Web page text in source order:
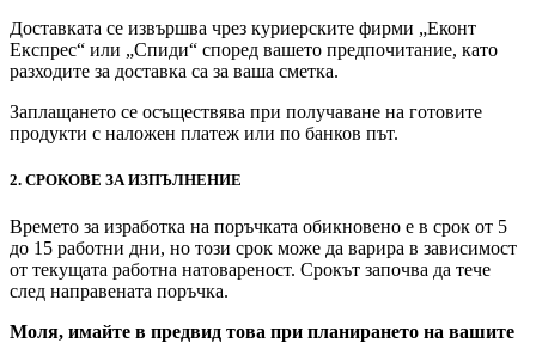
Доставката се извършва чрез куриерските фирми „Еконт
Експрес“ или „Спиди“ според вашето предпочитание, като
разходите за доставка са за ваша сметка.
Заплащането се осъществява при получаване на готовите
продукти с наложен платеж или по банков път.
2. СРОКОВЕ ЗА ИЗПЪЛНЕНИЕ
Времето за изработка на поръчката обикновено е в срок от 5
до 15 работни дни, но този срок може да варира в зависимост
от текущата работна натовареност. Срокът започва да тече
след направената поръчка.
Моля, имайте в предвид това при планирането на вашите